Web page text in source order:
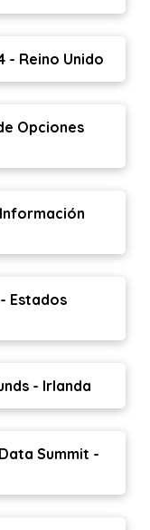
- Reino Unido
Opciones
Estados
- Irlanda
Summit -